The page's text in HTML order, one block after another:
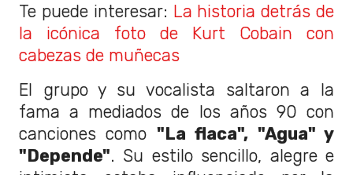
Te puede interesar: La historia detrás de
la icónica foto de Kurt Cobain con
cabezas de muñecas
El grupo y su vocalista saltaron a la
fama a mediados de los años 90 con
canciones como "La flaca", "Agua" y
"Depende". Su estilo sencillo, alegre e